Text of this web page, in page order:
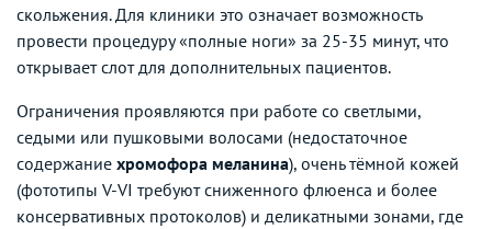
скольжения. Для клиники это означает возможность
провести процедуру «полные ноги» за 25-35 минут, что
открывает слот для дополнительных пациентов.
Ограничения проявляются при работе со светлыми,
седыми или пушковыми волосами (недостаточное
содержание хромофора меланина), очень тёмной кожей
(фототипы V-VI требуют сниженного флюенса и более
консервативных протоколов) и деликатными зонами, где